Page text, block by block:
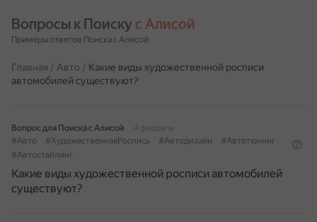
Вопросы к Поиску с Алисой
Примеры ответов Поиска с Алисой
Главная / Авто / Какие виды художественной росписи
автомобилей существуют?
Вопрос для Поиска с Алисой
4 февраля
#Авто
#ХудожественнаяРоспись #Автодизайн
#Автотюнинг
#Автостайлинг
Какие виды художественной росписи автомобилей
существуют?